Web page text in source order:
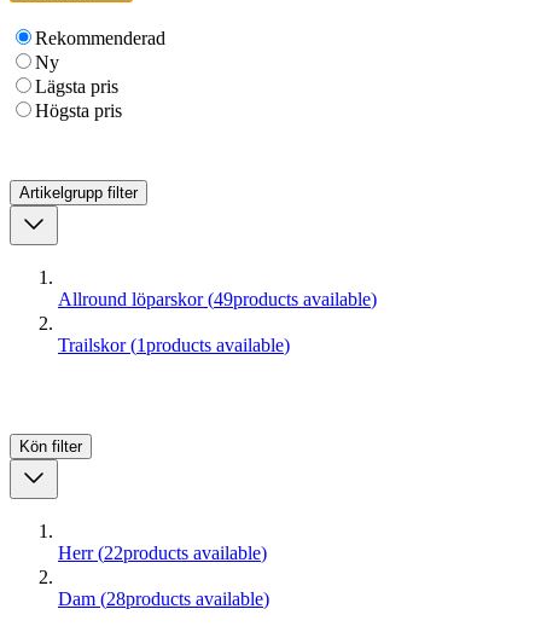
Rekommenderad
Ny
Lägsta pris
Högsta pris
Artikelgrupp filter
Allround löparskor (49products available)
Trailskor (1products available)
Kön filter
Herr (22products available)
Dam (28products available)